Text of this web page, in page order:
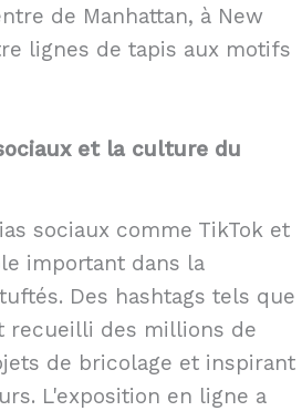
de Manhattan, à New
lignes de tapis aux motifs
et la culture du
sociaux comme TikTok et
important dans la
Des hashtags tels que
des millions de
de bricolage et inspirant
L'exposition en ligne a